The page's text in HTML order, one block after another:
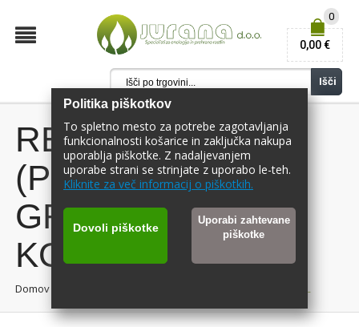
Politika piškotkov
To spletno mesto za potrebe zagotavljanja
funkcionalnosti košarice in zaključka nakupa
uporablja piškotke. Z nadaljevanjem
uporabe strani se strinjate z uporabo le-teh.
Kliknite za več informacij o piškotkih.
Dovoli piškotke
Uporabi zahtevane
piškotke
Išči
0
0,00 €
REKTIFICIRAN
(PREČIŠČEN)
GROZDNI
KONCENTRAT 1L
Domov REKTIFICIRAN (PREČIŠČEN) GROZDNI KONCENTRAT 1L